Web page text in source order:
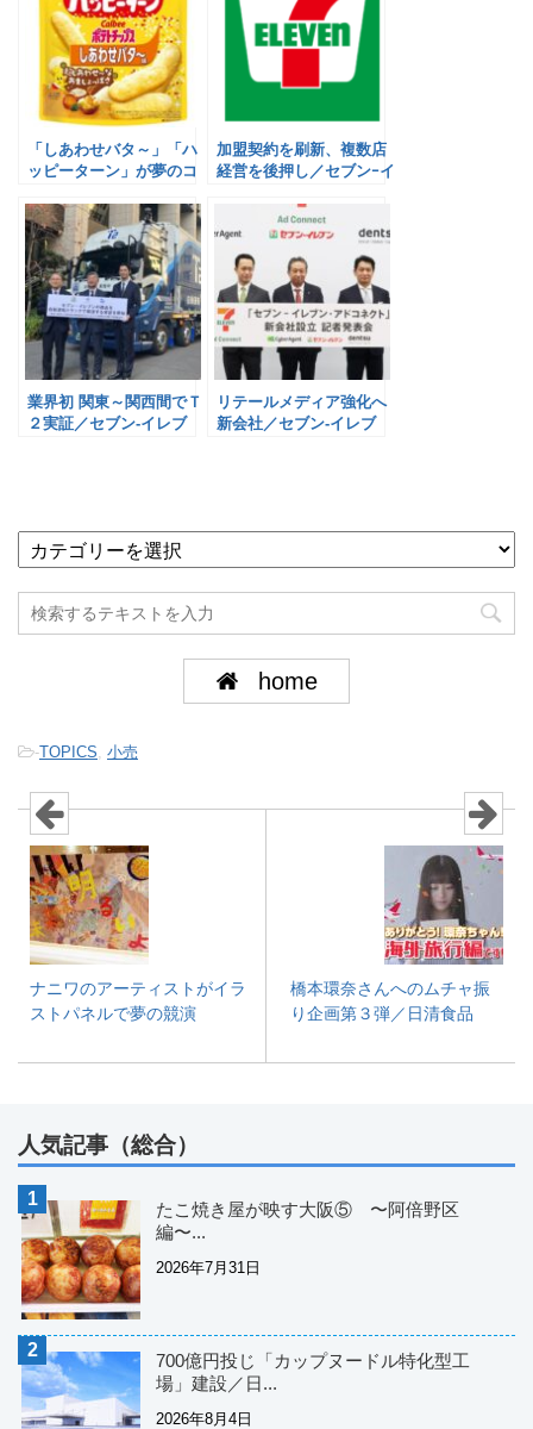
「しあわせバタ～」「ハ
ッピーターン」が夢のコ
菓
加盟契約を刷新、複数店
経営を後押し／セブンｰイ
業界初 関東～関西間でＴ
２実証／セブン‐イレブ
リテールメディア強化へ
新会社／セブン‐イレブ
home
-TOPICS 小売
ナニワのアーティストがイラ
ストパネルで夢の競演
橋本環奈さんへのムチャ振
り企画第３弾／日清食品
人気記事（総合）
たこ焼き屋が映す大阪⑤ 〜阿倍野区
編〜...
2026年7月31日
700億円投じ「カップヌードル特化型工
場」建設／日...
2026年8月4日